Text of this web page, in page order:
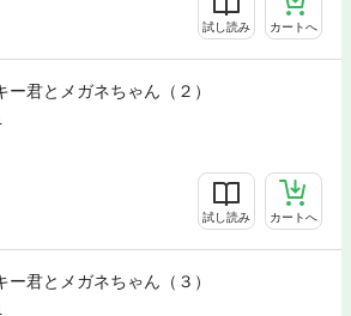
試し読み カートへ
ー君とメガネちゃん（２）
試し読み カートへ
ー君とメガネちゃん（３）